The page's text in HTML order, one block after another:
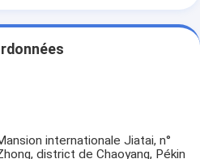
internationale Jiatai, n°
district de Chaoyang, Pékin